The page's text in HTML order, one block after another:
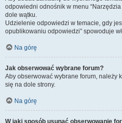
odpowiedni odnośnik w menu
dole wątku.
Udzielenie odpowiedzi w temacie, gdy
opublikowaniu odpowiedzi” spowoduje
Na górę
Jak obserwować wybrane forum?
Aby obserwować wybrane forum, należy
się na dole strony.
Na górę
W jaki sposób usunąć obserwowanie